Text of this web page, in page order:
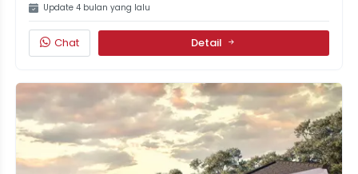
Update 4 bulan yang lalu
Chat Detail